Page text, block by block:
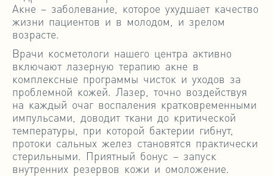
Акне – заболевание, которое ухудшает качество
жизни пациентов и в молодом, и зрелом
возрасте.
Врачи косметологи нашего центра активно
включают лазерную терапию акне в
комплексные программы чисток и уходов за
проблемной кожей. Лазер, точно воздействуя
на каждый очаг воспаления кратковременными
импульсами, доводит ткани до критической
температуры, при которой бактерии гибнут,
протоки сальных желез становятся практически
стерильными. Приятный бонус – запуск
внутренних резервов кожи и омоложение.